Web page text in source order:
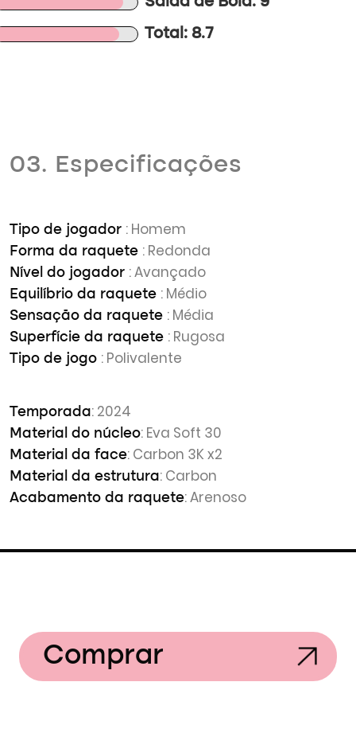
Total: 8.7
03. Especificações
Tipo de jogador : Homem
Forma da raquete : Redonda
Nível do jogador : Avançado
Equilíbrio da raquete : Médio
Sensação da raquete : Média
Superfície da raquete : Rugosa
Tipo de jogo : Polivalente
Temporada: 2024
Material do núcleo: Eva Soft 30
Material da face: Carbon 3K x2
Material da estrutura: Carbon
Acabamento da raquete: Arenoso
Comprar